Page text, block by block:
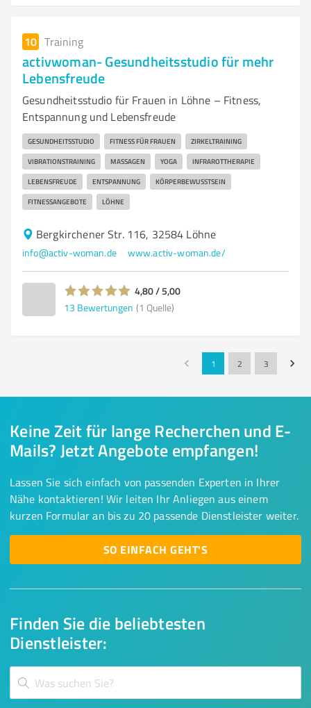
10 Training
activwoman- Gesundheitsstudio für mehr
Lebensfreude
Gesundheitsstudio für Frauen in Löhne – Fitness,
Entspannung und Lebensfreude
GESUNDHEITSSTUDIO FITNESS FÜR FRAUEN ZIRKELTRAINING
VIBRATIONSTRAINING MASSAGEN YOGA INFRAROTTHERAPIE
LEBENSFREUDE ENTSPANNUNG KÖRPERBEWUSSTSEIN
FITNESSANGEBOTE LÖHNE
Bergkirchener Str. 116, 32584 Löhne
info@activ-woman.de www.activ-woman.de/
4,80 / 5,00
13 Bewertungen (1 Quelle)
1 2 3
Finden Sie die beliebtesten
Dienstleister:
Keine Zeit für lange Recherchen und E-
Mails? Jetzt Angebote empfangen!
Lassen Sie sich einfach von passenden Experten in Ihrer
Nähe kontaktieren! Wir leiten Ihr Anliegen aus einem
kurzen Formular an bis zu 20 passende Dienstleister weiter.
SO EINFACH GEHT'S